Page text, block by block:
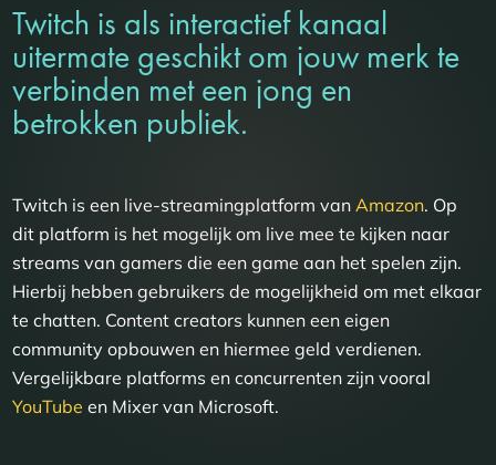
Twitch is als interactief kanaal
uitermate geschikt om jouw merk te
verbinden met een jong en
betrokken publiek.
Twitch is een live-streamingplatform van Amazon. Op
dit platform is het mogelijk om live mee te kijken naar
streams van gamers die een game aan het spelen zijn.
Hierbij hebben gebruikers de mogelijkheid om met elkaar
te chatten. Content creators kunnen een eigen
community opbouwen en hiermee geld verdienen.
Vergelijkbare platforms en concurrenten zijn vooral
YouTube en Mixer van Microsoft.